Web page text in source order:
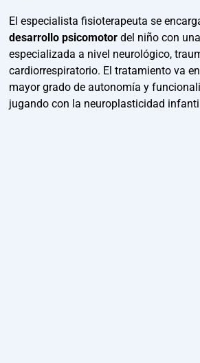
El especialista fisioterapeuta se
desarrollo psicomotor del niño con
especializada a nivel neurológico,
cardiorrespiratorio. El tratamiento va
mayor grado de autonomía y
jugando con la neuroplasticidad